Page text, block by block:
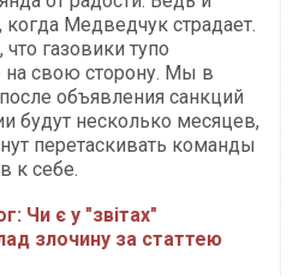
Медведчук страдает.
газовики тупо
на свою сторону. Мы в
объявления санкций
будут несколько месяцев,
перетаскивать команды
к себе.
Чи є у "звітах"
злочину за статтею